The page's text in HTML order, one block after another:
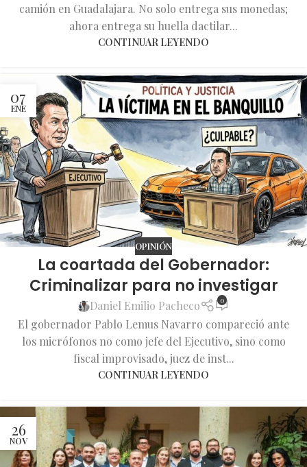
camión en Guadalajara. No solo entrega sus monedas;
ahora entrega su huella dactilar...
CONTINUAR LEYENDO
07
ENE
OPINIÓN
La coartada del Gobernador:
Criminalizar para no investigar
Daniel Emilio Pacheco 0
El gobernador Pablo Lemus Navarro compareció ante
los micrófonos no como jefe del Ejecutivo, sino como
fiscal improvisado, juez de inst...
CONTINUAR LEYENDO
26
NOV